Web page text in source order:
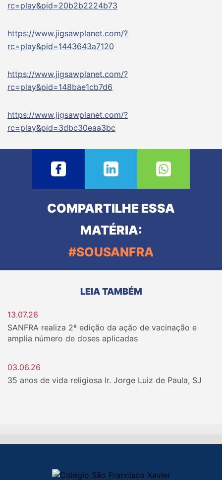
rc=play&pid=20b2b2224b73
https://www.jigsawplanet.com/?
rc=play&pid=1443643a7120
https://www.jigsawplanet.com/?
rc=play&pid=148bae1cb7d6
https://www.jigsawplanet.com/?
rc=play&pid=3dbc30eaa3bc
COMPARTILHE ESSA
MATÉRIA:
#SOUSANFRA
LEIA TAMBÉM
13.07.26
SANFRA realiza 2ª edição da ação de vacinação e
amplia número de doses aplicadas
03.06.26
35 anos de vida religiosa Ir. Jorge Luiz de Paula, SJ